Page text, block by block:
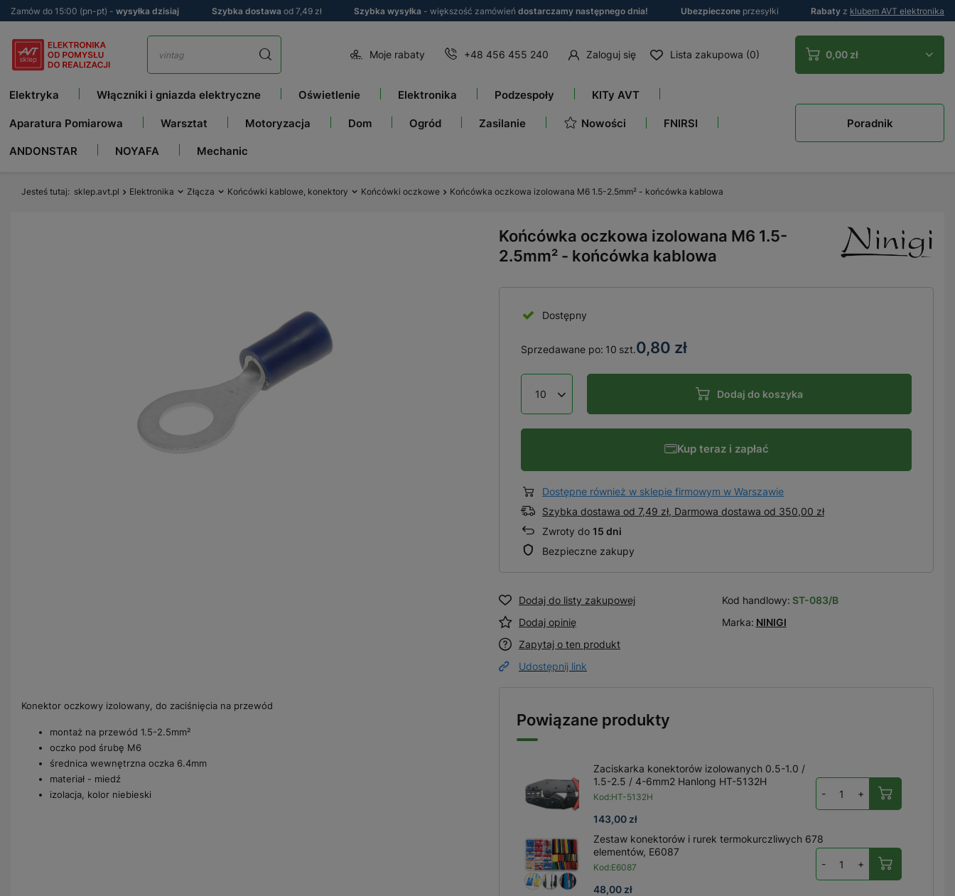
Zamów do 15:00 (pn-pt) - wysyłka dzisiaj Szybka dostawa od 7,49 zł Szybka wysyłka - większość zamówień dostarczamy następnego dnia! Ubezpieczone przesyłki Rabaty z klubem AVT elektronika
Moje rabaty +48 456 455 240 Zaloguj się Lista zakupowa (0) 0,00 zł
Elektryka Włączniki i gniazda elektryczne Oświetlenie Elektronika Podzespoły KITy AVT
Aparatura Pomiarowa Warsztat Motoryzacja Dom Ogród Zasilanie Nowości FNIRSI
ANDONSTAR NOYAFA Mechanic
Poradnik
Jesteś tutaj sklep.avt.pl Elektronika Złącza Końcówki kablowe, konektory Końcówki oczkowe Końcówka oczkowa izolowana M6 1.5-2.5mm² - końcówka kablowa
Końcówka oczkowa izolowana M6 1.5-
2.5mm² - końcówka kablowa
Dostępny
0,80 zł
Sprzedawane po: 10 szt.
Dodaj do koszyka
Kup teraz i zapłać
Dostępne również w sklepie firmowym w Warszawie
Szybka dostawa od 7,49 zł, Darmowa dostawa od 350,00 zł
Zwroty do 15 dni
Bezpieczne zakupy
Dodaj do listy zakupowej
Dodaj opinię
Zapytaj o ten produkt
Udostępnij link
Kod handlowy: ST-083/B
Marka: NINIGI
Konektor oczkowy izolowany, do zaciśnięcia na przewód
montaż na przewód 1.5-2.5mm²
oczko pod śrubę M6
średnica wewnętrzna oczka 6.4mm
materiał - miedź
izolacja, kolor niebieski
Powiązane produkty
Zaciskarka konektorów izolowanych 0.5-1.0 /
1.5-2.5 / 4-6mm2 Hanlong HT-5132H
Kod:HT-5132H
143,00 zł
- +
Zestaw konektorów i rurek termokurczliwych 678
elementów, E6087
Kod:E6087
48,00 zł
- +